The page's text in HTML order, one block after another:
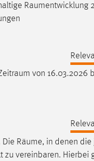
Raumentwicklung
von 16.03.2026
Die Räume, in denen die
zu vereinbaren. Hierbei